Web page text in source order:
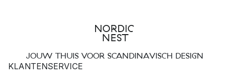
JOUW THUIS VOOR SCANDINAVISCH DESIGN
KLANTENSERVICE